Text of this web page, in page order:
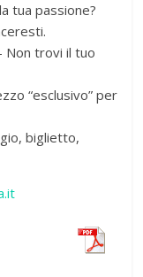
tua passione?
Non trovi il tuo
“esclusivo” per
biglietto,